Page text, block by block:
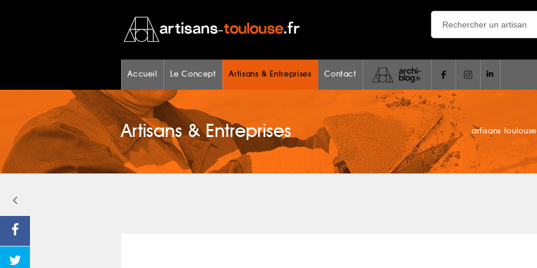
Accueil Le Concept Artisans & Entreprises Contact
Artisans & Entreprises artisans toulouse